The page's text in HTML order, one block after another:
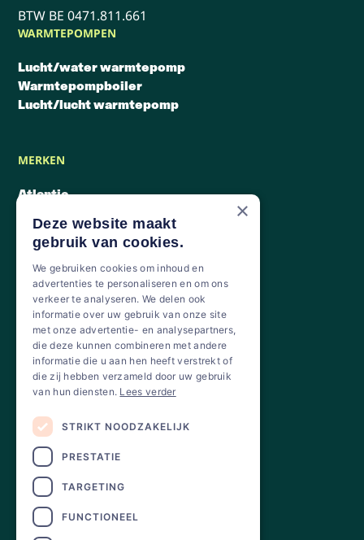
BTW BE 0471.811.661
WARMTEPOMPEN
Lucht/water warmtepomp
Warmtepompboiler
Lucht/lucht warmtepomp
MERKEN
Atlantic
Mitsubishi Electric
Daikin
MENU
Aanpak
Warmtepompen
Over ons
NUTTIGE INFORMATIE
Nieuws
FAQ
Contacteer ons
×
Deze website maakt
gebruik van cookies.
We gebruiken cookies om inhoud en
advertenties te personaliseren en om ons
verkeer te analyseren. We delen ook
informatie over uw gebruik van onze site
met onze advertentie- en analysepartners,
die deze kunnen combineren met andere
informatie die u aan hen heeft verstrekt of
die zij hebben verzameld door uw gebruik
van hun diensten. Lees verder
STRIKT NOODZAKELIJK
PRESTATIE
TARGETING
FUNCTIONEEL